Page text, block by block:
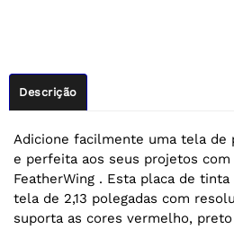
Descrição
Adicione facilmente uma tela
e perfeita aos seus projetos
FeatherWing . Esta placa de
tela de 2,13 polegadas com
suporta as cores vermelho,